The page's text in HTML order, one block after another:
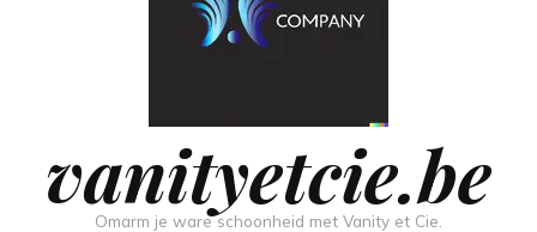
vanityetcie.be
Omarm je ware schoonheid met Vanity et Cie.